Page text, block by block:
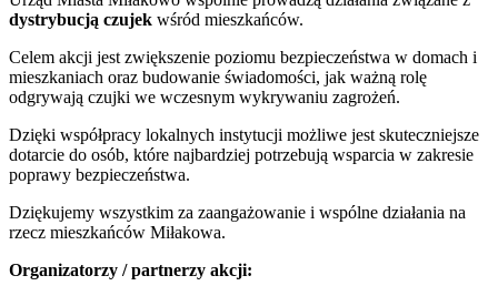
dystrybucją czujek wśród mieszkańców.
Celem akcji jest zwiększenie poziomu bezpieczeństwa w domach i
mieszkaniach oraz budowanie świadomości, jak ważną rolę
odgrywają czujki we wczesnym wykrywaniu zagrożeń.
Dzięki współpracy lokalnych instytucji możliwe jest skuteczniejsze
dotarcie do osób, które najbardziej potrzebują wsparcia w zakresie
poprawy bezpieczeństwa.
Dziękujemy wszystkim za zaangażowanie i wspólne działania na
rzecz mieszkańców Miłakowa.
Organizatorzy / partnerzy akcji: